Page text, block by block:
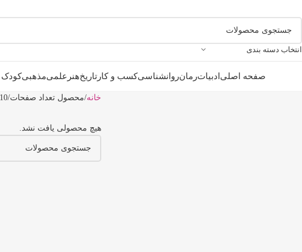
انتخاب دسته بندی
صفحه اصلی ادبیاترمانروانشناسیکسب و کار تاریخهنر علمیمذهبیکودک
خانه محصول تعداد صفحات 10
هیچ محصولی یافت نشد.